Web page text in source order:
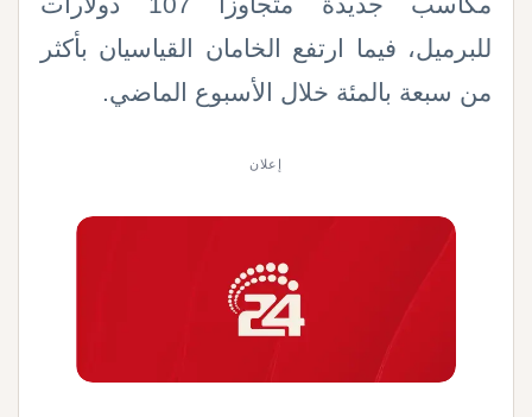
للبرميل، فيما ارتفع الخامان القياسيان بأكثر
من سبعة بالمئة خلال الأسبوع الماضي.
إعلان